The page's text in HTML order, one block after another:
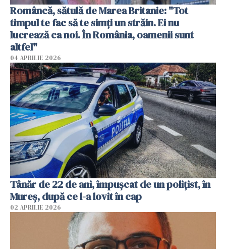
Româncă, sătulă de Marea Britanie: "Tot
timpul te fac să te simți un străin. Ei nu
lucrează ca noi. În România, oamenii sunt
altfel"
04 APRILIE 2026
Tânăr de 22 de ani, împușcat de un polițist, în
Mureș, după ce l-a lovit în cap
02 APRILIE 2026